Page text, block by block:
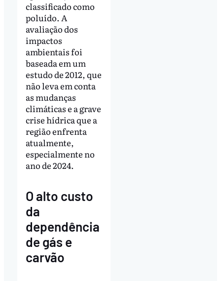
classificado como
poluído. A
avaliação dos
impactos
ambientais foi
baseada em um
estudo de 2012, que
não leva em conta
as mudanças
climáticas e a grave
crise hídrica que a
região enfrenta
atualmente,
especialmente no
ano de 2024.
O alto custo
da
dependência
de gás e
carvão